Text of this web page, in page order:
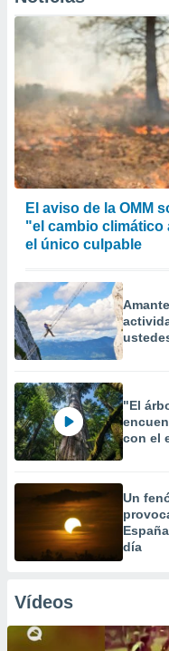
El aviso de la OMM
"el cambio climático
el único culpable
"El
con el
Un
día
Vídeos